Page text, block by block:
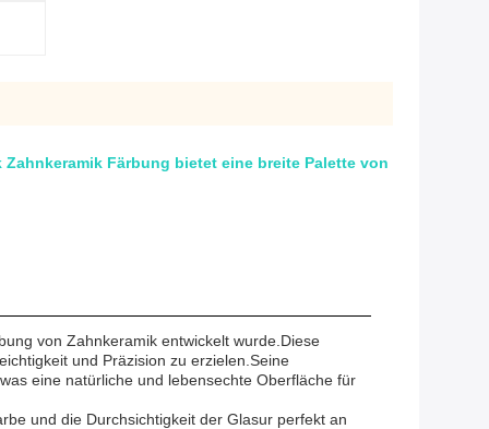
Färbung bietet eine breite Palette von
von Zahnkeramik entwickelt wurde.Diese
und Präzision zu erzielen.Seine
eine natürliche und lebensechte Oberfläche für
und die Durchsichtigkeit der Glasur perfekt an